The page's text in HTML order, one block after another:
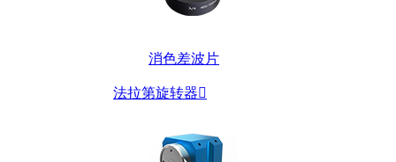
消色差波片
法拉第旋转器